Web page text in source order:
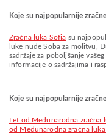
Koje su najpopularnije
Zračna luka Sofia su
luke nude Soba za molitvu,
sadržaje za poboljšanje
informacije o sadržajima i
Koje su najpopularnije
let od Međunarodna zračna
od Međunarodna zračna